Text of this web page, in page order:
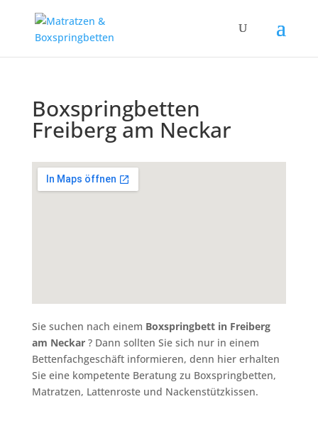
Boxspringbetten
Freiberg am Neckar
Sie suchen nach einem Boxspringbett in Freiberg
am Neckar? Dann sollten Sie sich nur in einem
Bettenfachgeschäft informieren, denn hier erhalten
Sie eine kompetente Beratung zu Boxspringbetten,
Matratzen, Lattenroste und Nackenstützkissen.